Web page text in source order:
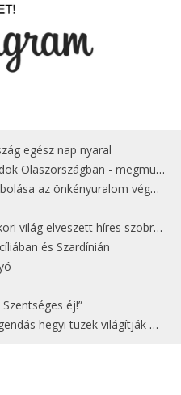
egész nap nyaral
- megmutatjuk a 15 legjobbat
az önkényuralom végét jelentette
híres szobrának másolatát
és Szardínián
éj!”
tüzek világítják meg Zugspitzét